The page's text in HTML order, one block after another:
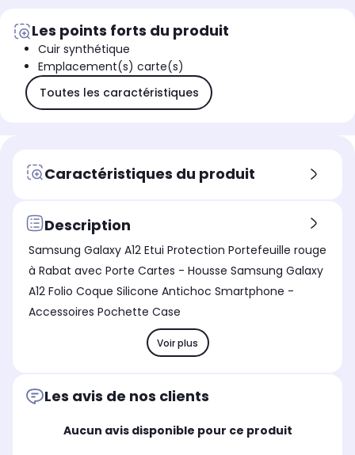
Les points forts du produit
Cuir synthétique
Emplacement(s) carte(s)
Toutes les caractéristiques
Caractéristiques du produit
Description
Samsung Galaxy A12 Etui Protection Portefeuille rouge
à Rabat avec Porte Cartes - Housse Samsung Galaxy
A12 Folio Coque Silicone Antichoc Smartphone -
Accessoires Pochette Case
Voir plus
Les avis de nos clients
Aucun avis disponible pour ce produit